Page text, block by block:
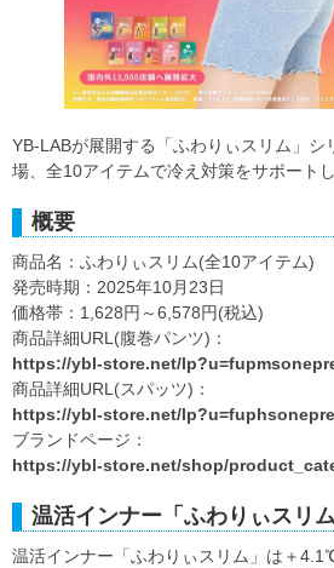
YB-LABが展開する「ふわりぃスリム」シ
場、全10アイテムで冷え対策をサポートし
概要
商品名：ふわりぃスリム(全10アイテム)
発売時期：2025年10月23日
価格帯：1,628円～6,578円(税込)
商品詳細URL(腹巻パンツ)：
https://ybl-store.net/
商品詳細URL(スパッツ)：
https://ybl-store.net/lp?u=fuphsonepre
ブランドページ：
https://ybl-store.net/shop/
温活インナー「ふわりぃスリ
温活インナー「ふわりぃスリム」は＋